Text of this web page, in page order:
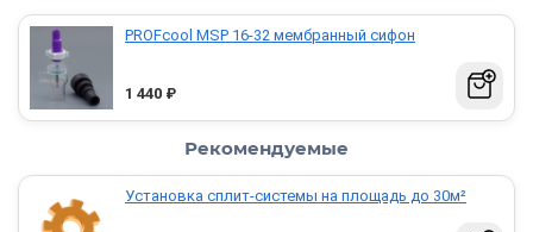
PROFcool МSP 16-32 мембранный сифон
1 440 ₽
Рекомендуемые
Установка сплит-системы на площадь до 30м²